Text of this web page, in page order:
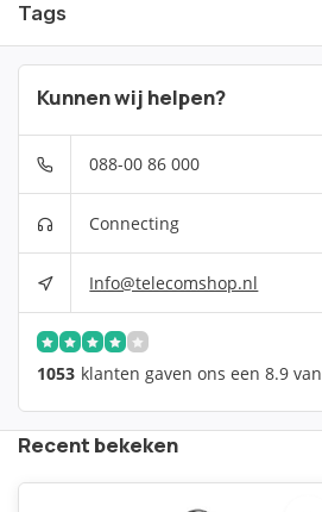
Tags
Kunnen wij helpen?
088-00 86 000
Connecting
Info@telecomshop.nl
1053 klanten gaven ons een 8.9 van
Recent bekeken